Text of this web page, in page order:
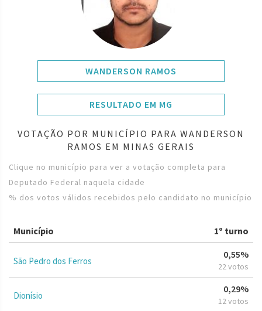
WANDERSON RAMOS
RESULTADO EM MG
VOTAÇÃO POR MUNICÍPIO PARA WANDERSON
RAMOS EM MINAS GERAIS
Clique no município para ver a votação completa para
Deputado Federal naquela cidade
% dos votos válidos recebidos pelo candidato no município
Município 1º turno
São Pedro dos Ferros
0,55%
22 votos
Dionísio
0,29%
12 votos